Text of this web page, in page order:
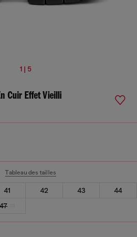
1 | 5
Cuir Effet Vieilli
Tableau des tailles
41 42 43
44
47